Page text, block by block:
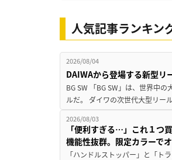
人気記事ランキン
2026/08/04
DAIWAから登場する新型リ
BG SW 「BG SW」は、世界中
ルだ。 ダイワの次世代大型リー
2026/08/03
「便利すぎる…」これ１つ
機能性抜群。限定カラーで
「ハンドルストッパー」と「ト